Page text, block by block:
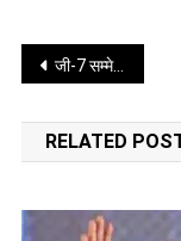
Post
जी-7 सम्मेलन में मोदी-ट्रंप की मुलाकात, भारत-अमेरिका संबंधों पर रही चर्चा
RELATED